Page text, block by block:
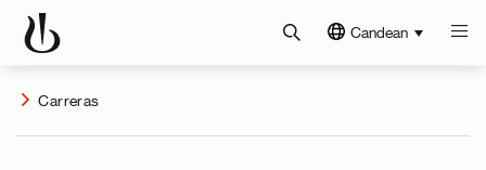
Candean
Carreras